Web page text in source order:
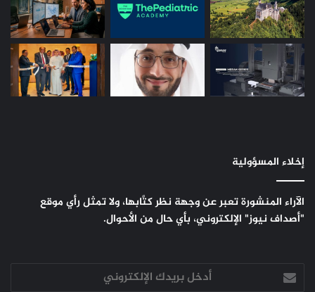
إخلاء المسؤولية
الآراء المنشورة تعبر عن وجهة نظر كتَّابها، ولا تمثل رأي موقع
"أصداف نيوز" الإلكتروني، بأي حال من الأحوال.
أدخل
بريدك